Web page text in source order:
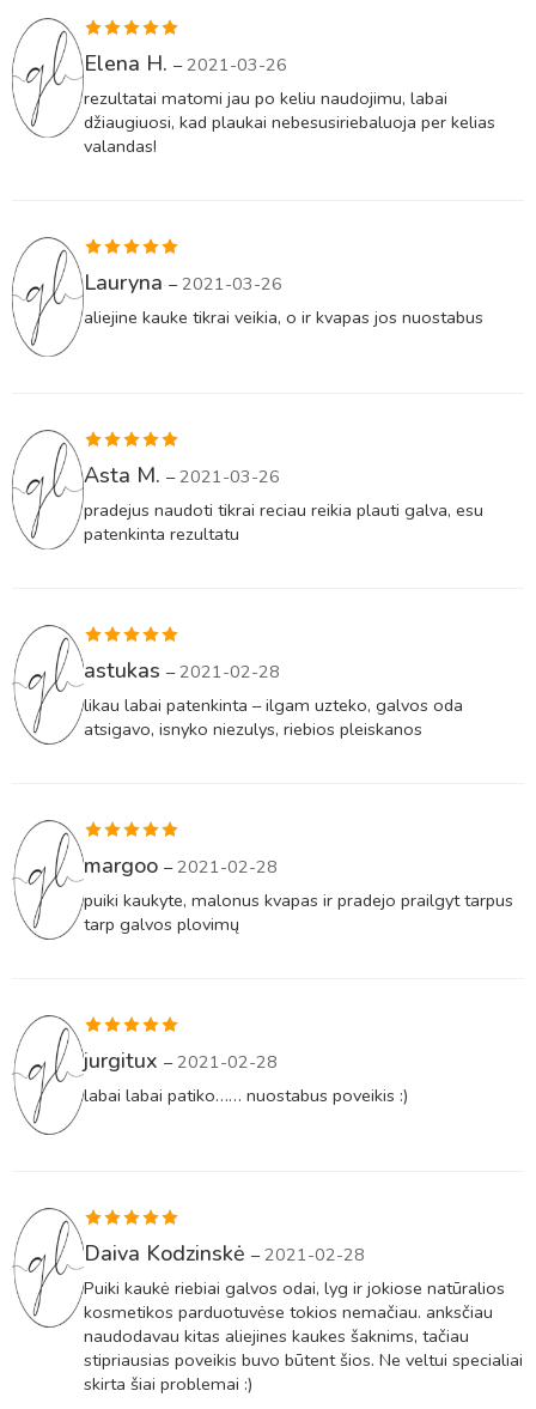
Įvertinimas:
Elena H. – 2021-03-26
rezultatai matomi jau po keliu naudojimu, labai
džiaugiuosi, kad plaukai nebesusiriebaluoja per kelias
valandas!
Įvertinimas:
Lauryna – 2021-03-26
aliejine kauke tikrai veikia, o ir kvapas jos nuostabus
Įvertinimas:
Asta M. – 2021-03-26
pradejus naudoti tikrai reciau reikia plauti galva, esu
patenkinta rezultatu
Įvertinimas:
astukas – 2021-02-28
likau labai patenkinta – ilgam uzteko, galvos oda
atsigavo, isnyko niezulys, riebios pleiskanos
Įvertinimas:
margoo – 2021-02-28
puiki kaukyte, malonus kvapas ir pradejo prailgyt tarpus
tarp galvos plovimų
Įvertinimas:
jurgitux – 2021-02-28
labai labai patiko…… nuostabus poveikis :)
Įvertinimas:
Daiva Kodzinskė – 2021-02-28
Puiki kaukė riebiai galvos odai, lyg ir jokiose natūralios
kosmetikos parduotuvėse tokios nemačiau. anksčiau
naudodavau kitas aliejines kaukes šaknims, tačiau
stipriausias poveikis buvo būtent šios. Ne veltui specialiai
skirta šiai problemai :)